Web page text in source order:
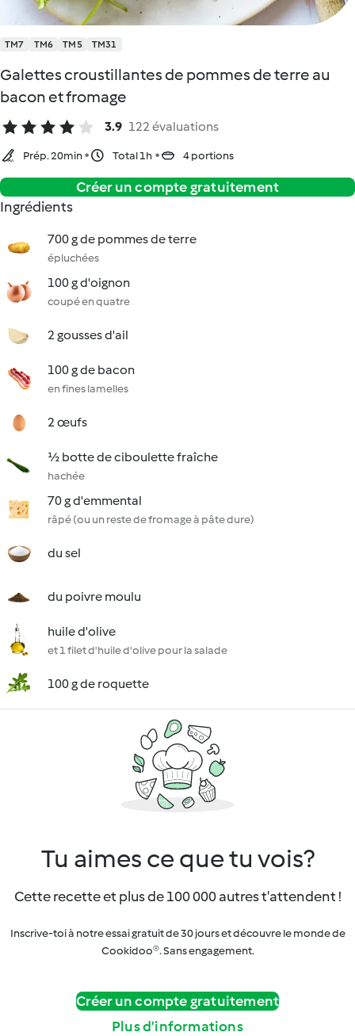
TM7 TM6 TM5 TM31
Galettes croustillantes de pommes de terre au
bacon et fromage
3.9 122 évaluations
Prép. 20min Total 1h 4 portions
Créer un compte gratuitement
Ingrédients
700 g de pommes de terre
épluchées
100 g d'oignon
coupé en quatre
2 gousses d'ail
100 g de bacon
en fines lamelles
2 œufs
½ botte de ciboulette fraîche
hachée
70 g d'emmental
râpé (ou un reste de fromage à pâte dure)
du sel
du poivre moulu
huile d'olive
et 1 filet d'huile d'olive pour la salade
100 g de roquette
Tu aimes ce que tu vois?
Cette recette et plus de 100 000 autres t'attendent !
Inscrive-toi à notre essai gratuit de 30 jours et découvre le monde de
Cookidoo®. Sans engagement.
Créer un compte gratuitement
Plus d’informations